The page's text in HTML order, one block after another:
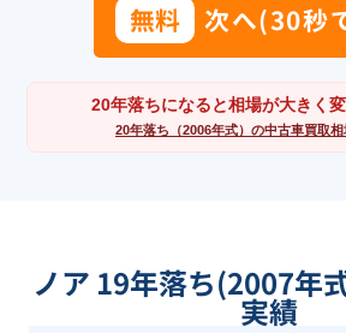
無料 次へ(30秒
20年落ちになると相場が大きく
20年落ち（2006年式）の中古車買取相
ノア 19年落ち(2007年
実績